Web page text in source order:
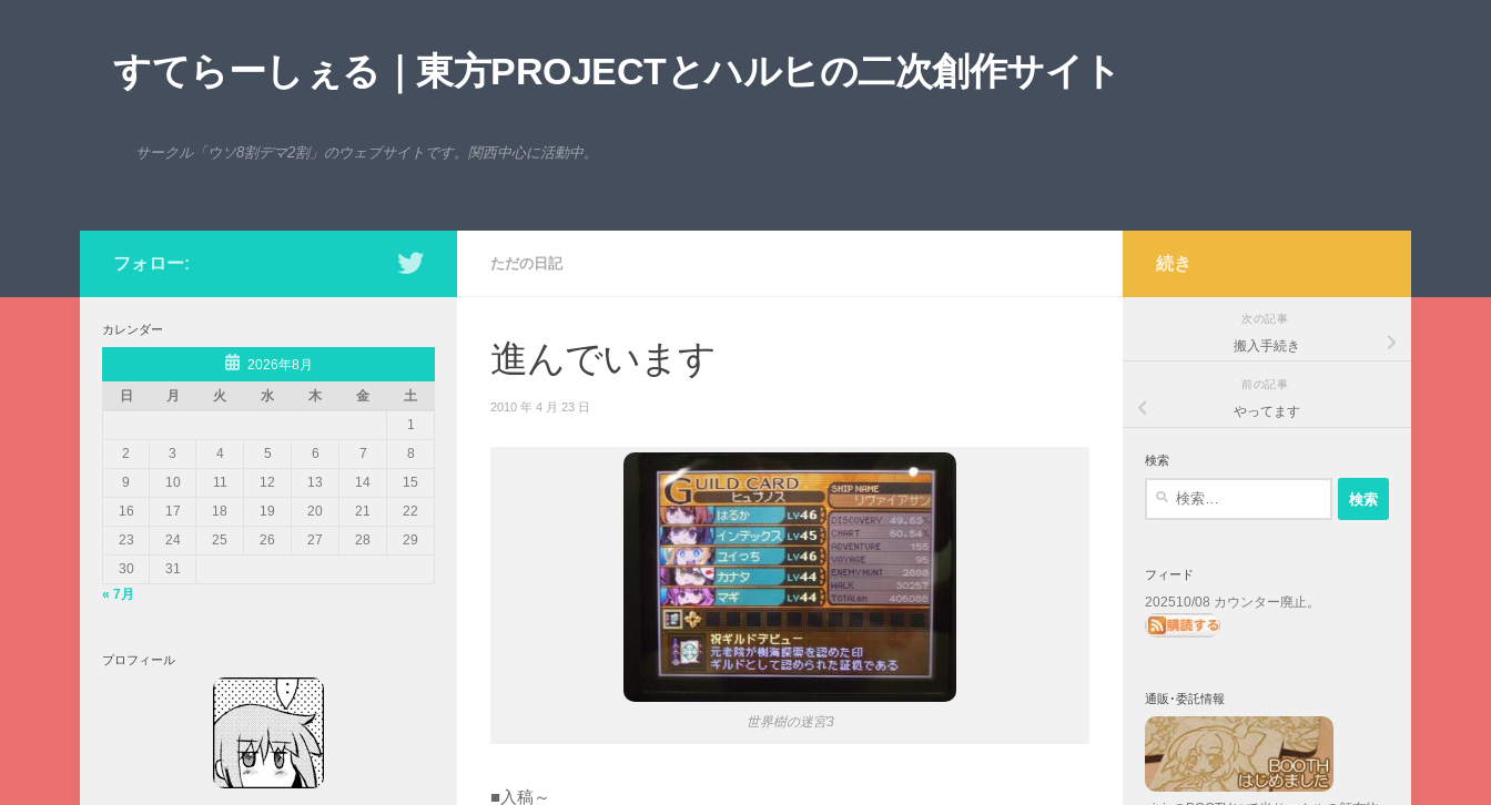
すてらーしぇる｜東方PROJECTとハルヒの二次創作サイト
サークル「ウソ8割デマ2割」のウェブサイトです。関西中心に活動中。
ただの日記
進んでいます
2010 年 4 月 23 日
世界樹の迷宮3
■入稿～
フォロー:
カレンダー
2026年8月
日
月 火 水 木 金
土
1
2
3 4 5 6 7
8
9
10 11 12 13 14
15
16
17 18 19 20 21
22
23
24 25 26 27 28
29
30
31
« 7月
プロフィール
続き
次の記事
搬入手続き
前の記事
やってます
検索
フィード
202510/08 カウンター廃止。
通販･委託情報